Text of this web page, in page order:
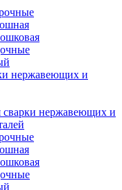
нержавеющих и
сварки нержавеющих и